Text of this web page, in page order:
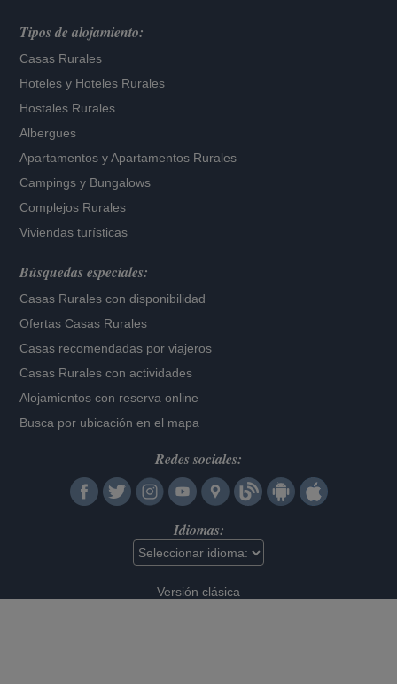
Tipos de alojamiento:
Casas Rurales
Hoteles y Hoteles Rurales
Hostales Rurales
Albergues
Apartamentos yApartamentos Rurales
Campings y Bungalows
Complejos Rurales
Viviendas turísticas
Búsquedas especiales:
Casas Rurales con disponibilidad
Ofertas Casas Rurales
Casas recomendadas por viajeros
Casas Rurales con actividades
Alojamientos con reserva online
Busca por ubicación en el mapa
Redes sociales:
Idiomas:
Versión clásica